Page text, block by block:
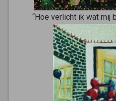
“Hoe verlicht ik wat mij